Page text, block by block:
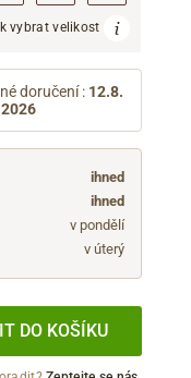
vybrat velikost
doručení : 12.8.
2026
ihned
ihned
v pondělí
v úterý
DO KOŠÍKU